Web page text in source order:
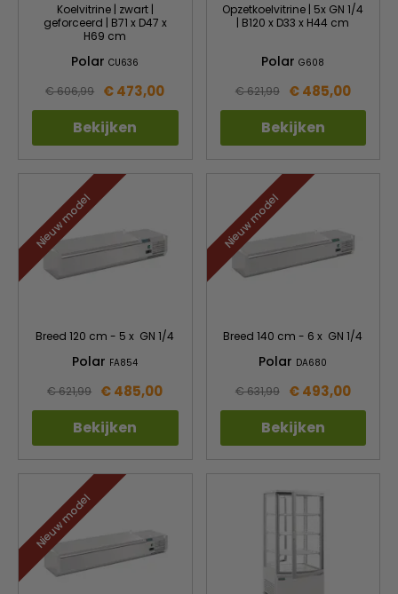
Koelvitrine | zwart |
geforceerd | B71 x D47 x
H69 cm
PolarCU636
€ 606,99 € 473,00
Bekijken
Opzetkoelvitrine | 5x GN 1/4
| B120 x D33 x H44 cm
PolarG608
€ 621,99 € 485,00
Bekijken
Nieuw model
Breed 120 cm - 5 x GN 1/4
Polar FA854
€ 621,99 € 485,00
Bekijken
Nieuw model
Breed 140 cm - 6 x GN 1/4
Polar DA680
€ 631,99 € 493,00
Bekijken
Nieuw model